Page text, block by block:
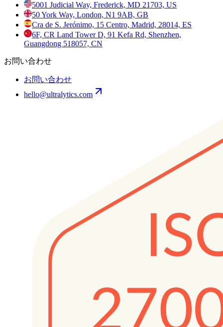
5001 Judicial Way, Frederick, MD 21703, US
50 York Way, London, N1 9AB, GB
Cra de S. Jerónimo, 15 Centro, Madrid, 28014, ES
6F, CR Land Tower D, 91 Kefa Rd, Shenzhen,
Guangdong 518057, CN
お問い合わせ
お問い合わせ
hello@ultralytics.com